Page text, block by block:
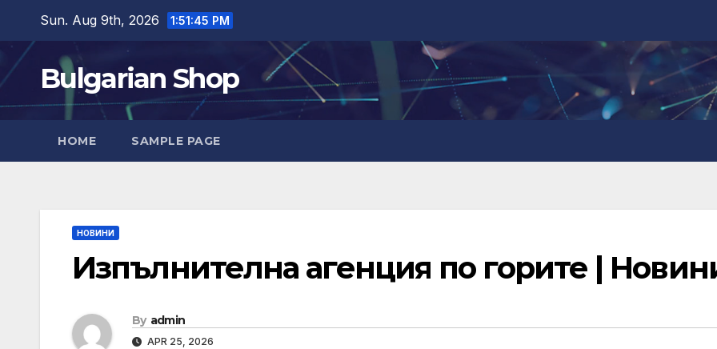
content
Sun. Aug 9th, 2026 1:51:45 PM
Bulgarian Shop
HOME SAMPLE PAGE
НОВИНИ
Изпълнителна агенция по горите |
By admin
APR 25, 2026